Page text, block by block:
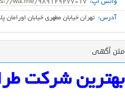
واتس اپ: wa.me/989129277017
آدرس: تهران خیابان مطهری خیابان اورامان پلاک 25
متن آگهی
بهترین شرکت